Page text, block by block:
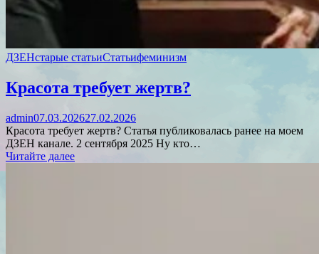
ДЗЕНстарые статьиСтатьифеминизм
Красота требует жертв?
admin07.03.202627.02.2026
Красота требует жертв? Статья публиковалась ранее на моем
ДЗЕН канале. 2 сентября 2025 Ну кто…
Читайте далее